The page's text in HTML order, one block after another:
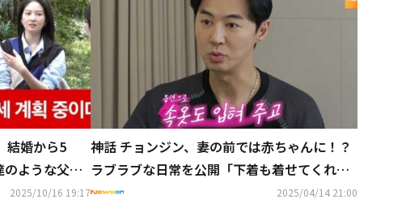
結婚から5
ような父親
2025/10/16 19:17
神話 チョンジン、妻の前では赤ちゃんに！？
ラブラブな日常を公開「下着も着せてくれ
る」（動画あり）
2025/04/14 21:00